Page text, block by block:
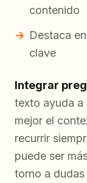
contenido
Destaca
clave
Integrar
texto ayuda a
mejor el
recurrir
puede ser
torno a